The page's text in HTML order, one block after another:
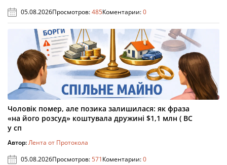
05.08.2026Просмотров:485Коментарии:0
Чоловік помер, але позика залишилася: як фраза
«на його розсуд» коштувала дружині $1,1 млн ( ВС
у сп
Автор:Лента от Протокола
05.08.2026Просмотров:571Коментарии:0